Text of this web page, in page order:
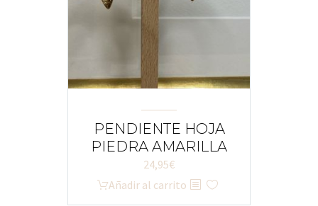
PENDIENTE HOJA
PIEDRA AMARILLA
24,95€
Añadir al carrito